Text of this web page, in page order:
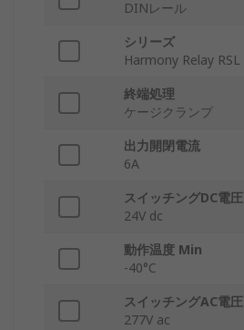
DINレール
シリーズ
Harmony Relay RSL
終端処理
ケージクランプ
出力開閉電流
6A
スイッチングDC電圧
24V dc
動作温度 Min
-40°C
スイッチングAC電圧
277V ac